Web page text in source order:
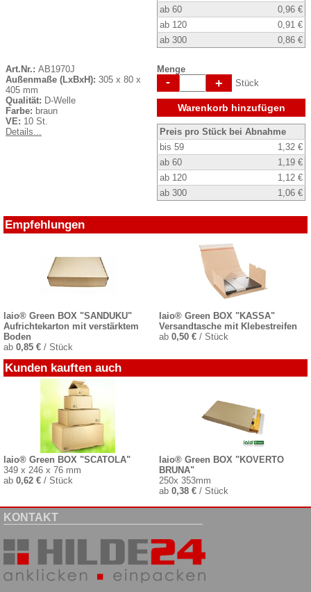
ab 60
0,96 €
ab 120
0,91 €
ab 300
0,86 €
Art.Nr.: AB1970J
Außenmaße (LxBxH): 305 x 80 x
405 mm
Qualität: D-Welle
Farbe: braun
VE: 10 St.
Details...
Menge
- + Stück
Warenkorb hinzufügen
Preis pro Stück bei Abnahme
bis 59
1,32 €
ab 60
1,19 €
ab 120
1,12 €
ab 300
1,06 €
Empfehlungen
laio® Green BOX "SANDUKU"
Aufrichtekarton mit verstärktem
Boden
ab 0,85 € / Stück
laio® Green BOX "KASSA"
Versandtasche mit Klebestreifen
ab 0,50 € / Stück
Kunden kauften auch
laio® Green BOX "SCATOLA"
349 x 246 x 76 mm
ab 0,62 € / Stück
laio® Green BOX "KOVERTO
BRUNA"
250x 353mm
ab 0,38 € / Stück
KONTAKT